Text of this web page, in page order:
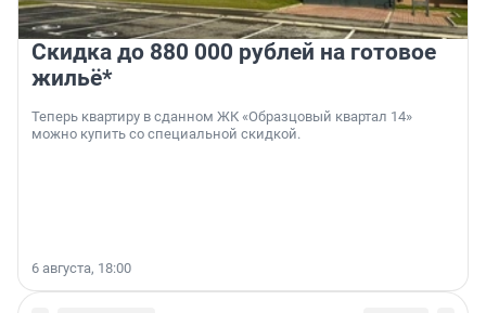
Скидка до 880 000 рублей на готовое
жильё*
Теперь квартиру в сданном ЖК «Образцовый квартал 14»
можно купить со специальной скидкой.
6 августа, 18:00